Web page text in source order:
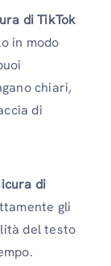
di TikTok
in modo
chiari,
di
di
gli
del testo